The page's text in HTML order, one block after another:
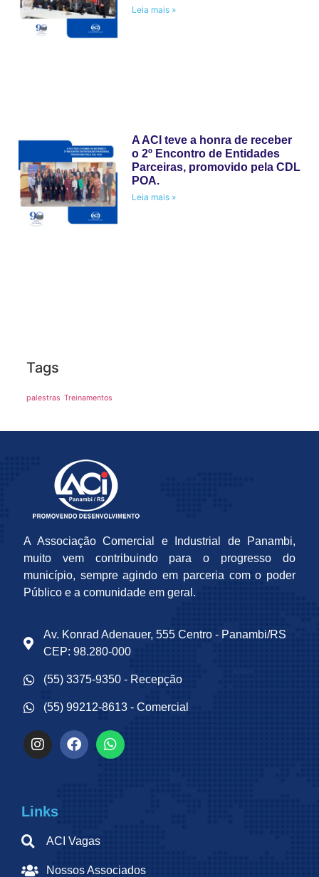
Leia mais »
A ACI teve a honra de receber
o 2º Encontro de Entidades
Parceiras, promovido pela CDL
POA.
Leia mais »
Tags
palestras Treinamentos
A Associação Comercial e Industrial de Panambi,
muito vem contribuindo para o progresso do
município, sempre agindo em parceria com o poder
Público e a comunidade em geral.
Av. Konrad Adenauer, 555 Centro - Panambi/RS
CEP: 98.280-000
(55) 3375-9350 - Recepção
(55) 99212-8613 - Comercial
Links
ACI Vagas
Nossos Associados